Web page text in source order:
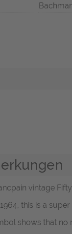
vintage
this is a
shows that